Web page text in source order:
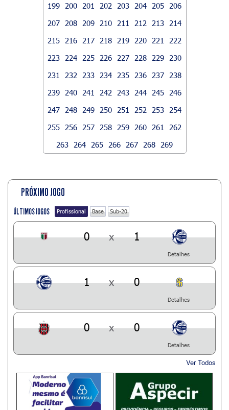
199
200 201 202 203 204 205
206
207
208 209 210 211 212 213
214
215
216 217 218 219 220 221
222
223
224 225 226 227 228 229
230
231
232 233 234 235 236 237
238
239
240 241 242 243 244 245
246
247
248 249 250 251 252 253
254
255
256 257 258 259 260 261
262
263
264 265 266 267 268 269
PRÓXIMO JOGO
ÚLTIMOS JOGOS Profissional Base Sub-20
0 x 1
Detalhes
1 x 0
Detalhes
0 x 0
Detalhes
Ver Todos